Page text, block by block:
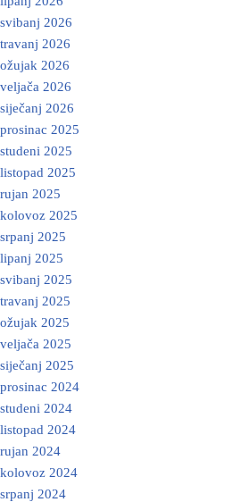
svibanj 2026
travanj 2026
ožujak 2026
veljača 2026
siječanj 2026
prosinac 2025
studeni 2025
listopad 2025
rujan 2025
kolovoz 2025
srpanj 2025
lipanj 2025
svibanj 2025
travanj 2025
ožujak 2025
veljača 2025
siječanj 2025
prosinac 2024
studeni 2024
listopad 2024
rujan 2024
kolovoz 2024
srpanj 2024